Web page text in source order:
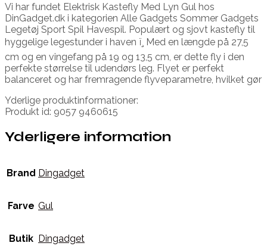
Vi har fundet Elektrisk Kastefly Med Lyn Gul hos
DinGadget.dk i kategorien Alle Gadgets Sommer Gadgets
Legetøj Sport Spil Havespil. Populært og sjovt kastefly til
hyggelige legestunder i haven ï¸ Med en længde på 27,5
cm og en vingefang på 19 og 13,5 cm, er dette fly i den
perfekte størrelse til udendørs leg. Flyet er perfekt
balanceret og har fremragende flyveparametre, hvilket gør
Yderlige produktinformationer:
Produkt id: 9057 9460615
Yderligere information
Brand Dingadget
Farve Gul
Butik Dingadget